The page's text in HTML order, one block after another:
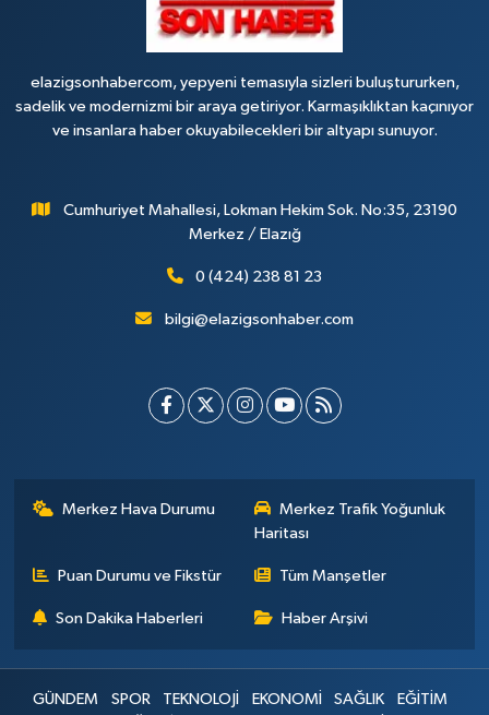
elazigsonhabercom, yepyeni temasıyla sizleri buluştururken,
sadelik ve modernizmi bir araya getiriyor. Karmaşıklıktan kaçınıyor
ve insanlara haber okuyabilecekleri bir altyapı sunuyor.
Cumhuriyet Mahallesi, Lokman Hekim Sok. No:35, 23190
Merkez / Elazığ
0 (424) 238 81 23
bilgi@elazigsonhaber.com
Merkez Hava Durumu
Merkez Trafik Yoğunluk
Haritası
Puan Durumu ve Fikstür Tüm Manşetler
Son Dakika Haberleri Haber Arşivi
GÜNDEM SPOR TEKNOLOJİ EKONOMİ SAĞLIK EĞİTİM